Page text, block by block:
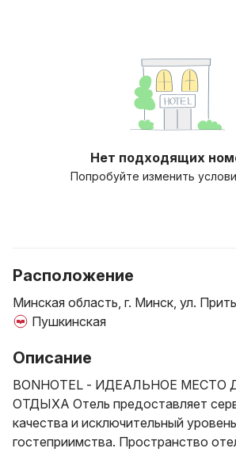
Нет подходящих
Попробуйте изменить
Расположение
Минская область, г. Минск, ул.
Пушкинская
Описание
BONHOTEL - ИДЕАЛЬНОЕ
ОТДЫХА Отель предоставляет
качества и исключительный уровень
гостеприимства. Пространство